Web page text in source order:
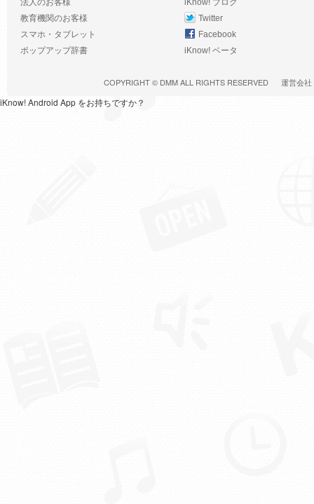
法人のお客様
教育機関のお客様
スマホ・タブレット
ポップアップ辞書
iKnow! ブログ
Twitter
Facebook
iKnow! ベータ
COPYRIGHT © DMMALL RIGHTS RESERVED 運営会社
iKnow! Android App をお持ちですか？